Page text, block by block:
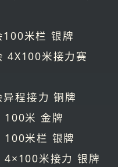
100米栏 银牌
4X100米接力赛
程接力 铜牌
100米 金牌
100米栏 银牌
4×100米接力 银牌